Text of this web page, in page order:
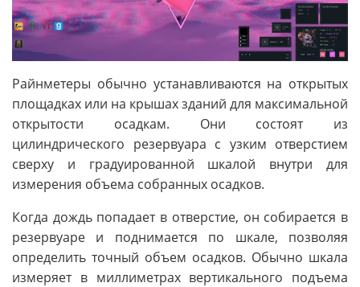
Райнметеры обычно устанавливаются на открытых
площадках или на крышах зданий для максимальной
открытости осадкам. Они состоят из
цилиндрического резервуара с узким отверстием
сверху и градуированной шкалой внутри для
измерения объема собранных осадков.
Когда дождь попадает в отверстие, он собирается в
резервуаре и поднимается по шкале, позволяя
определить точный объем осадков. Обычно шкала
измеряет в миллиметрах вертикального подъема